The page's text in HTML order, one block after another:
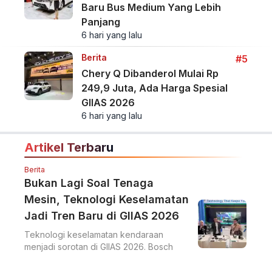
Baru Bus Medium Yang Lebih
Panjang
6 hari yang lalu
Berita
#5
Chery Q Dibanderol Mulai Rp
249,9 Juta, Ada Harga Spesial
GIIAS 2026
6 hari yang lalu
Artikel Terbaru
Berita
Bukan Lagi Soal Tenaga
Mesin, Teknologi Keselamatan
Jadi Tren Baru di GIIAS 2026
Teknologi keselamatan kendaraan
menjadi sorotan di GIIAS 2026. Bosch